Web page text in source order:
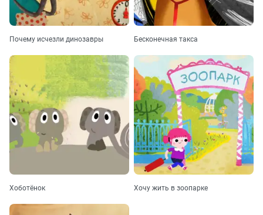
Почему исчезли динозавры Бесконечная такса
Хоботёнок Хочу жить в зоопарке